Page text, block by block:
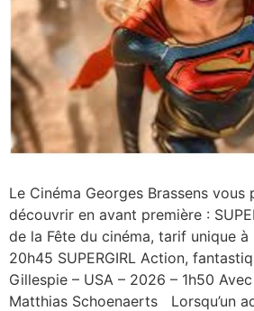
Le Cinéma Georges Brassens vous
découvrir en avant première :
de la Fête du cinéma, tarif unique
20h45 SUPERGIRL Action,
Gillespie – USA – 2026 – 1h50
Matthias Schoenaerts Lorsqu’un